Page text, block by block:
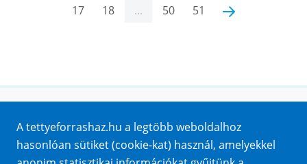
17 18 ... 50 51
Impresszum
Sütik
A tettyeforrashaz.hu a legtöbb weboldalhoz
hasonlóan sütiket (cookie-kat) használ, amelyekkel